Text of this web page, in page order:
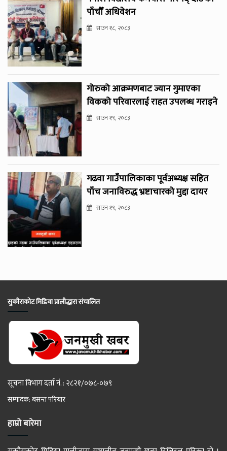
पाँचौँ अधिवेशन
साउन १८, २०८३
गोरुको आक्रमणबाट ज्यान गुमाएका
विकको परिवारलाई राहत उपलब्ध गराइने
साउन १९, २०८३
गढवा गाउँपालिकाका पूर्वअध्यक्ष सहित
पाँच जनाविरुद्ध भ्रष्टाचारको मुद्दा दायर
साउन १९, २०८३
सुकौराकोट मिडिया प्रालीद्धारा संचालित
सूचना विभाग दर्ता नं. : २८२१/०७८-०७९
सम्पादक: बसन्त परियार
हाम्रो बारेमा